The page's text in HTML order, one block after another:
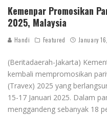
Kemenpar Promosikan
2025, Malaysia
Handi Featured January
(Beritadaerah-Jakarta)
kembali mempromosikan
(Travex) 2025 yang
15-17 Januari 2025. Dalam
menggandeng sebanyak 18